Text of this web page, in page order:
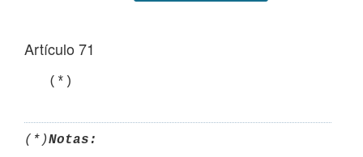
Artículo 71
(*)Notas: